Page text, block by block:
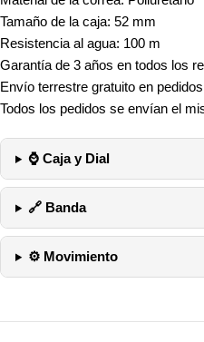
Tamaño de la caja: 52 mm
Resistencia al agua: 100 m
Garantía de 3 años en todos los
Envío terrestre gratuito en
Todos los pedidos se envían el
⌚ Caja y Dial
🔗 Banda
⚙️ Movimiento